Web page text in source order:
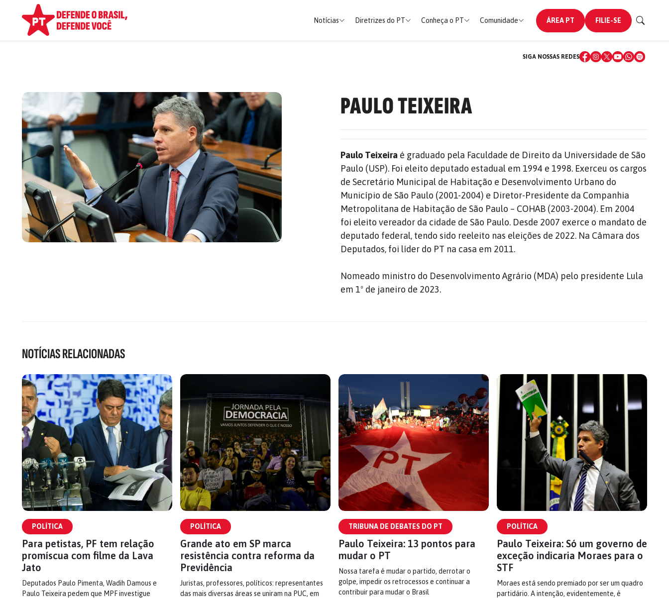
Notícias Diretrizes do PT Conheça o PT Comunidade ÁREA PT FILIE-SE
SIGA NOSSAS REDES
PAULO TEIXEIRA
Paulo Teixeira é graduado pela Faculdade de Direito da Universidade de São
Paulo (USP). Foi eleito deputado estadual em 1994 e 1998. Exerceu os cargos
de Secretário Municipal de Habitação e Desenvolvimento Urbano do
Município de São Paulo (2001-2004) e Diretor-Presidente da Companhia
Metropolitana de Habitação de São Paulo – COHAB (2003-2004). Em 2004
foi eleito vereador da cidade de São Paulo. Desde 2007 exerce o mandato de
deputado federal, tendo sido reeleito nas eleições de 2022. Na Câmara dos
Deputados, foi líder do PT na casa em 2011.
Nomeado ministro do Desenvolvimento Agrário (MDA) pelo presidente Lula
em 1º de janeiro de 2023.
NOTÍCIAS RELACIONADAS
POLÍTICA
Para petistas, PF tem relação
promíscua com filme da Lava
Jato
Deputados Paulo Pimenta, Wadih Damous e
Paulo Teixeira pedem que MPF investigue
POLÍTICA
Grande ato em SP marca
resistência contra reforma da
Previdência
Juristas, professores, políticos: representantes
das mais diversas áreas se uniram na PUC, em
TRIBUNA DE DEBATES DO PT
Paulo Teixeira: 13 pontos para
mudar o PT
Nossa tarefa é mudar o partido, derrotar o
golpe, impedir os retrocessos e continuar a
contribuir para mudar o Brasil
POLÍTICA
Paulo Teixeira: Só um governo de
exceção indicaria Moraes para o
STF
Moraes está sendo premiado por ser um quadro
partidário. A intenção, evidentemente, é